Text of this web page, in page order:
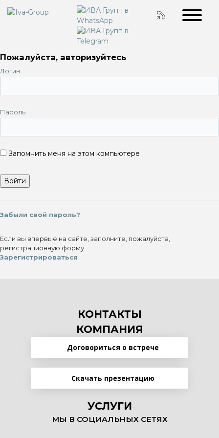
Пожалуйста, авторизуйтесь
Логин
Пароль
Запомнить меня на этом компьютере
Забыли свой пароль?
Если вы впервые на сайте, заполните, пожалуйста,
регистрационную форму.
Зарегистрироваться
КОНТАКТЫ
КОМПАНИЯ
Договориться о встрече
Скачать презентацию
УСЛУГИ
МЫ В СОЦИАЛЬНЫХ СЕТЯХ